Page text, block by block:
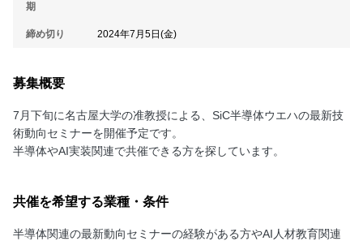
期
締め切り 2024年7月5日(金)
募集概要
7月下旬に名古屋大学の准教授による、SiC半導体ウエハの最新技
術動向セミナーを開催予定です。
半導体やAI実装関連で共催できる方を探しています。
共催を希望する業種・条件
半導体関連の最新動向セミナーの経験がある方やAI人材教育関連